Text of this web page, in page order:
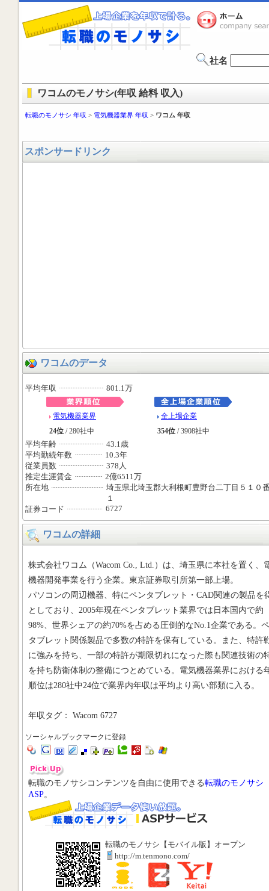
社名
ワコムのモノサシ(年収 給料 収入)
転職のモノサシ 年収 > 電気機器業界 年収 > ワコム 年収
スポンサードリンク
ワコムのデータ
平均年収 801.1万
電気機器業界
24位 / 280社中
全上場企業
354位 / 3908社中
平均年齢
43.1歳
平均勤続年数
10.3年
従業員数
378人
推定生涯賃金
2億6511万
所在地
埼玉県北埼玉郡大利根町豊野台二丁目５１０
１
証券コード
6727
ワコムの詳細
株式会社ワコム（Wacom Co., Ltd.）は、埼玉県に本社を置く、
機器開発事業を行う企業。東京証券取引所第一部上場。
パソコンの周辺機器、特にペンタブレット・CAD関連の製品を
としており、2005年現在ペンタブレット業界では日本国内で約
98%、世界シェアの約70%を占める圧倒的なNo.1企業である。
タブレット関係製品で多数の特許を保有している。また、特許
に強みを持ち、一部の特許が期限切れになった際も関連技術の
を持ち防衛体制の整備につとめている。電気機器業界における
順位は280社中24位で業界内年収は平均より高い部類に入る。
年収タグ： Wacom 6727
ソーシャルブックマークに登録
転職のモノサシコンテンツを自由に使用できる転職のモノサシ
ASP。
転職のモノサシ【モバイル版】オープン
http://m.tenmono.com/